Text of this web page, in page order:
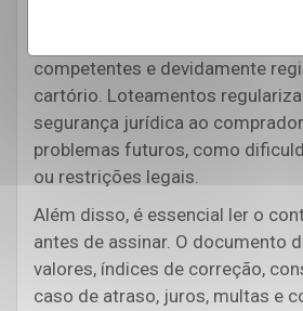
empreendimento está
competentes e devidamente
cartório. Loteamentos
segurança jurídica ao
problemas futuros, como
ou restrições legais.
Além disso, é essencial ler o
antes de assinar. O documento
valores, índices de correção,
caso de atraso, juros, multas e